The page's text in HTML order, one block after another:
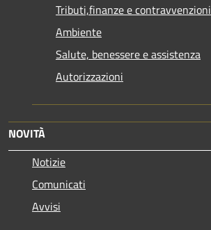
Tributi,finanze e contravvenzioni
Ambiente
Salute, benessere e assistenza
Autorizzazioni
NOVITÀ
Notizie
Comunicati
Avvisi